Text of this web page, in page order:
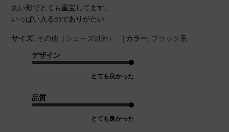
丸い形でとても重宝してます。
いっぱい入るのでありがたい
サイズ: その他（シューズ以外） | カラー: ブラック系
デザイン
とても良かった
品質
とても良かった